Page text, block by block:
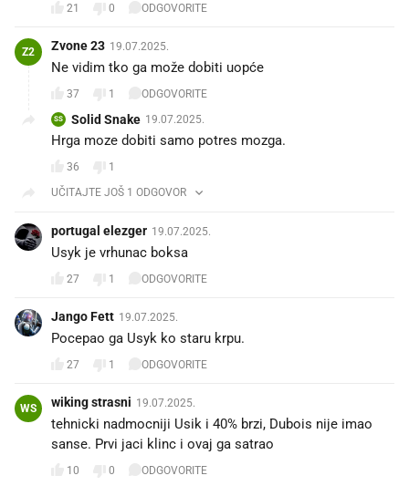
21 0 ODGOVORITE
Z2 Zvone 23 19.07.2025.
Ne vidim tko ga može dobiti uopće 🤷🏻‍♂️
37 1 ODGOVORITE
SS Solid Snake 19.07.2025.
Hrga moze dobiti samo potres mozga.
36
1
UČITAJTE JOŠ 1 ODGOVOR
portugal elezger 19.07.2025.
Usyk je vrhunac boksa
27 1 ODGOVORITE
Jango Fett 19.07.2025.
Pocepao ga Usyk ko staru krpu.
27 1 ODGOVORITE
WS wiking strasni 19.07.2025.
tehnicki nadmocniji Usik i 40% brzi, Dubois nije imao
sanse. Prvi jaci klinc i ovaj ga satrao
10 0 ODGOVORITE